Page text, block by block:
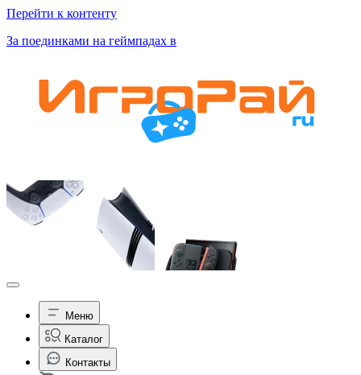
Перейти к контенту
За поединками на геймпадах в
Меню
Каталог
Контакты